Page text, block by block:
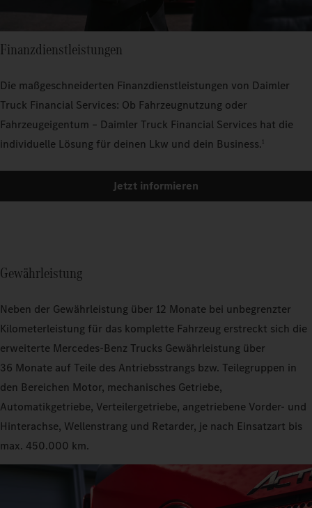
Finanzdienstleistungen
Die maßgeschneiderten Finanzdienstleistungen von Daimler
Truck Financial Services: Ob Fahrzeugnutzung oder
Fahrzeugeigentum – Daimler Truck Financial Services hat die
individuelle Lösung für deinen Lkw und dein Business.1
Jetzt informieren
Gewährleistung
Neben der Gewährleistung über 12 Monate bei unbegrenzter
Kilometerleistung für das komplette Fahrzeug erstreckt sich die
erweiterte Mercedes‑Benz Trucks Gewährleistung über
36 Monate auf Teile des Antriebsstrangs bzw. Teilegruppen in
den Bereichen Motor, mechanisches Getriebe,
Automatikgetriebe, Verteilergetriebe, angetriebene Vorder- und
Hinterachse, Wellenstrang und Retarder, je nach Einsatzart bis
max. 450.000 km.